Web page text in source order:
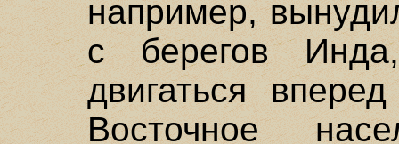
например,
с берегов
двигаться
Восточное